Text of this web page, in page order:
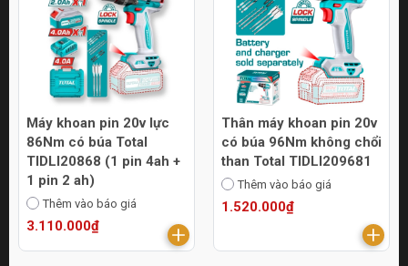
Máy khoan pin 20v lực
86Nm có búa Total
TIDLI20868 (1 pin 4ah +
1 pin 2 ah)
Thêm vào báo giá
3.110.000₫
Thân máy khoan pin 20v
có búa 96Nm không chổi
than Total TIDLI209681
Thêm vào báo giá
1.520.000₫